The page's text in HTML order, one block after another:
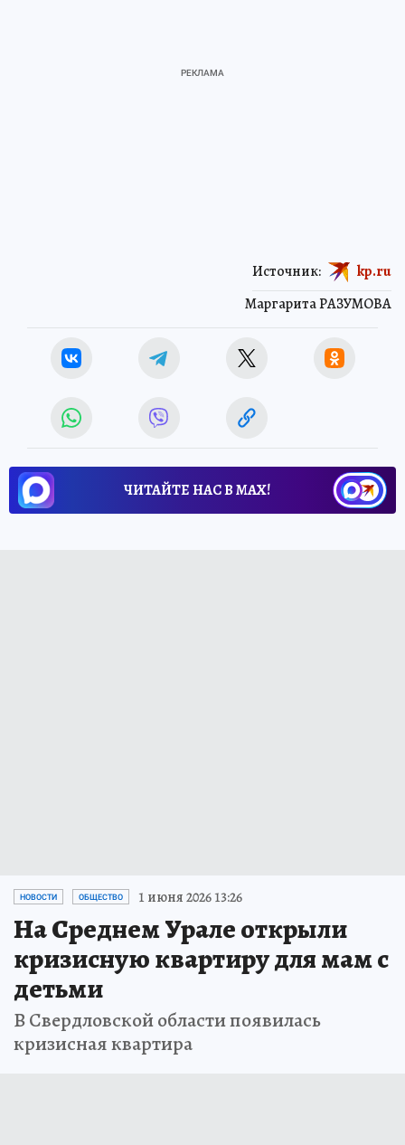
Маргарита РАЗУМОВА
Источник: kp.ru
ЧИТАЙТЕ НАС В МАХ!
НОВОСТИ ОБЩЕСТВО 1 июня 2026 13:26
На Среднем Урале открыли
кризисную квартиру для мам с
детьми
В Свердловской области появилась
кризисная квартира